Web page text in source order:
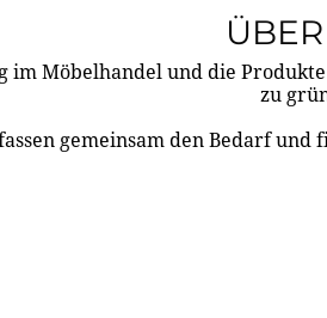
im Möbelhandel und die
zu
gemeinsam den Bedarf